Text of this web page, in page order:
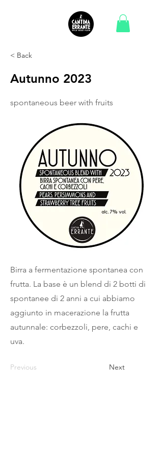
< Back
Autunno 2023
spontaneous beer with fruits
Birra a fermentazione spontanea con
frutta. La base è un blend di 2 botti di
spontanee di 2 anni a cui abbiamo
aggiunto in macerazione la frutta
autunnale: corbezzoli, pere, cachi e
uva.
Previous Next